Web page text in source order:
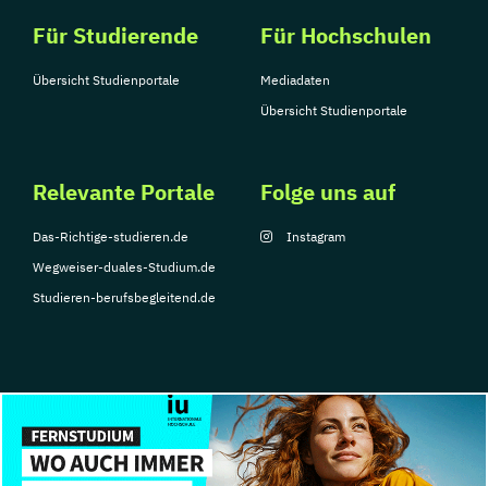
Für Studierende
Übersicht Studienportale
Für Hochschulen
Mediadaten
Übersicht Studienportale
Relevante Portale
Das-Richtige-studieren.de
Wegweiser-duales-Studium.de
Studieren-berufsbegleitend.de
Folge uns auf
Instagram
© Copyright 2026, TarGroup Media GmbH
Impressum
Über Datenschutzerklärung Nutzungsbedingungen